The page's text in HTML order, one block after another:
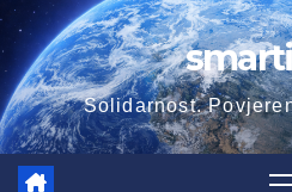
Skip
to
content
Solidarnost.